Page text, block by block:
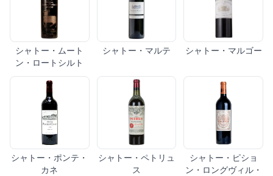
シャトー・ムート
ン・ロートシルト
シャトー・マルテ シャトー・マルゴー
シャトー・ポンテ・
カネ
シャトー・ペトリュ
ス
シャトー・ピショ
ン・ロングヴィル・